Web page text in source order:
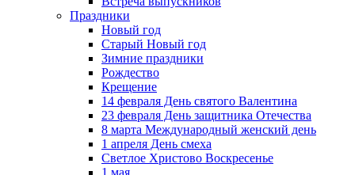
Праздники
Новый год
Старый Новый год
Зимние праздники
Рождество
Крещение
14 февраля День святого Валентина
23 февраля День защитника Отечества
8 марта Международный женский день
1 апреля День смеха
Светлое Христово Воскресенье
1 мая